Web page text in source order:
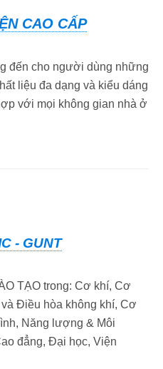
CAO CẤP
đến cho người dùng những
liệu đa dạng và kiểu dáng
với mọi không gian nhà ở
- GUNT
TẠO trong: Cơ khí, Cơ
Điều hòa không khí, Cơ
Năng lượng & Môi
đẳng, Đại học, Viện